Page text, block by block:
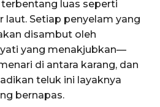
luas seperti
laut. Setiap penyelam yang
disambut oleh
yang menakjubkan—
di antara karang, dan
teluk ini layaknya
bernapas.